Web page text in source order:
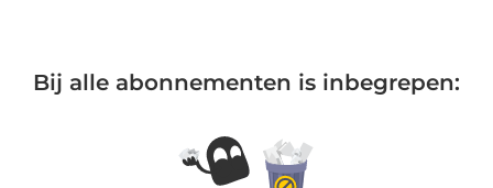
Bij alle abonnementen is inbegrepen: